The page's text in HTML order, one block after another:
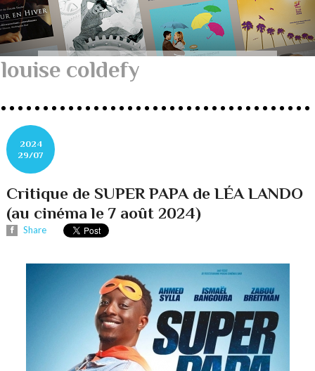
louise coldefy
2024
29/07
Critique de SUPER PAPA de LÉA LANDO
(au cinéma le 7 août 2024)
Share